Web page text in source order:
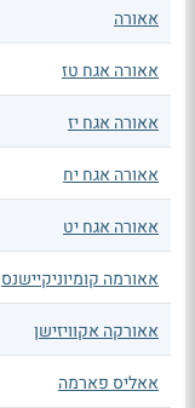
אאורה
אאורה אגח טז
אאורה אגח יז
אאורה אגח יח
אאורה אגח יט
אאורמה קומיוניקיישנס
אאורקה אקוויזישן
אאליס פארמה